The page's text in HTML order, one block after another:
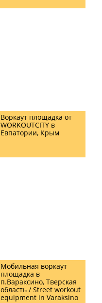
Воркаут площадка от
WORKOUTCITY в
Евпатории, Крым
Мобильная воркаут
площадка в
п.Вараксино, Тверская
область / Street workout
equipment in Varaksino